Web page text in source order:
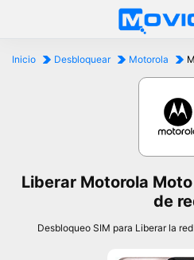
Inicio Desbloquear Motorola
Liberar Motorola
de
Desbloqueo SIM para Liberar la